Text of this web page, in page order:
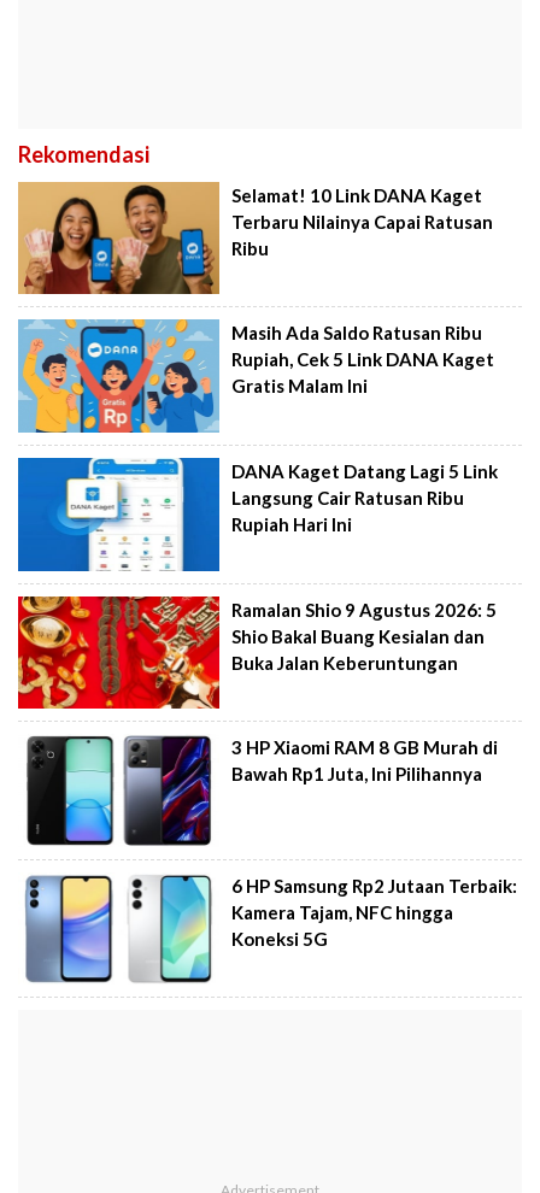
Rekomendasi
Selamat! 10 Link DANA Kaget
Terbaru Nilainya Capai Ratusan
Ribu
Masih Ada Saldo Ratusan Ribu
Rupiah, Cek 5 Link DANA Kaget
Gratis Malam Ini
DANA Kaget Datang Lagi 5 Link
Langsung Cair Ratusan Ribu
Rupiah Hari Ini
Ramalan Shio 9 Agustus 2026: 5
Shio Bakal Buang Kesialan dan
Buka Jalan Keberuntungan
3 HP Xiaomi RAM 8 GB Murah di
Bawah Rp1 Juta, Ini Pilihannya
6 HP Samsung Rp2 Jutaan Terbaik:
Kamera Tajam, NFC hingga
Koneksi 5G